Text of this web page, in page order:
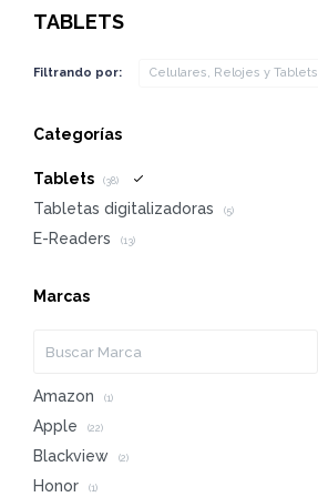
TABLETS
Filtrando por: Celulares, Relojes y Tablets
Categorías
Tablets (38)
Tabletas digitalizadoras (5)
E-Readers (13)
Marcas
Amazon (1)
Apple (22)
Blackview (2)
Honor (1)